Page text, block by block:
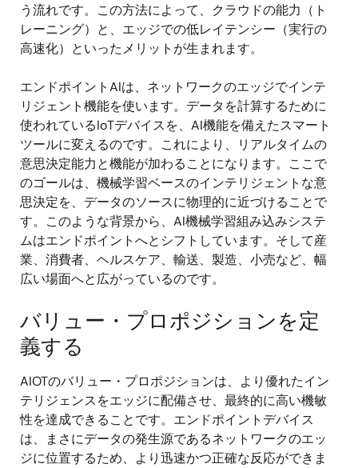
う流れです。この方法によって、クラウドの能力（ト
レーニング）と、エッジでの低レイテンシー（実行の
高速化）といったメリットが生まれます。
エンドポイントAIは、ネットワークのエッジでインテ
リジェント機能を使います。データを計算するために
使われているIoTデバイスを、AI機能を備えたスマート
ツールに変えるのです。これにより、リアルタイムの
意思決定能力と機能が加わることになります。ここで
のゴールは、機械学習ベースのインテリジェントな意
思決定を、データのソースに物理的に近づけることで
す。このような背景から、AI機械学習組み込みシステ
ムはエンドポイントへとシフトしています。そして産
業、消費者、ヘルスケア、輸送、製造、小売など、幅
広い場面へと広がっているのです。
バリュー・プロポジションを定
義する
AIOTのバリュー・プロポジションは、より優れたイン
テリジェンスをエッジに配備させ、最終的に高い機敏
性を達成できることです。エンドポイントデバイス
は、まさにデータの発生源であるネットワークのエッ
ジに位置するため、より迅速かつ正確な反応ができま